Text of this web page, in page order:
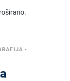
•